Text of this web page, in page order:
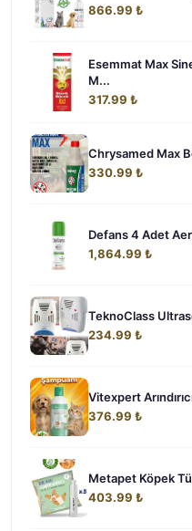
866.99 ₺
Esemmat Max
M...
317.99 ₺
Chrysamed Max
330.99 ₺
Defans 4 Adet
1,864.99 ₺
TeknoClass
234.99 ₺
Vitexpert
376.99 ₺
Metapet Köpek
403.99 ₺